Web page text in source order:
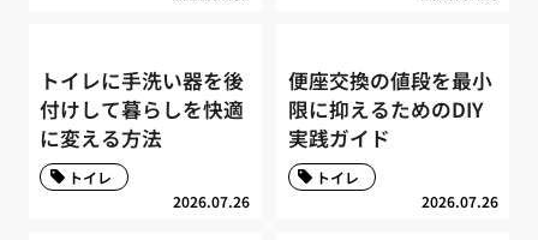
トイレに手洗い器を後
付けして暮らしを快適
に変える方法
2026.07.26
トイレ
便座交換の値段を最小
限に抑えるためのDIY
実践ガイド
2026.07.26
トイレ